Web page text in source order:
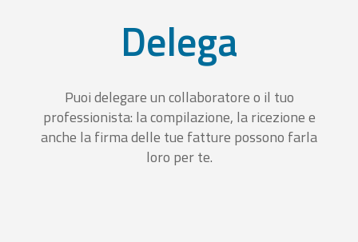
Delega
Puoi delegare un collaboratore o il tuo
professionista: la compilazione, la ricezione e
anche la firma delle tue fatture possono farla
loro per te.